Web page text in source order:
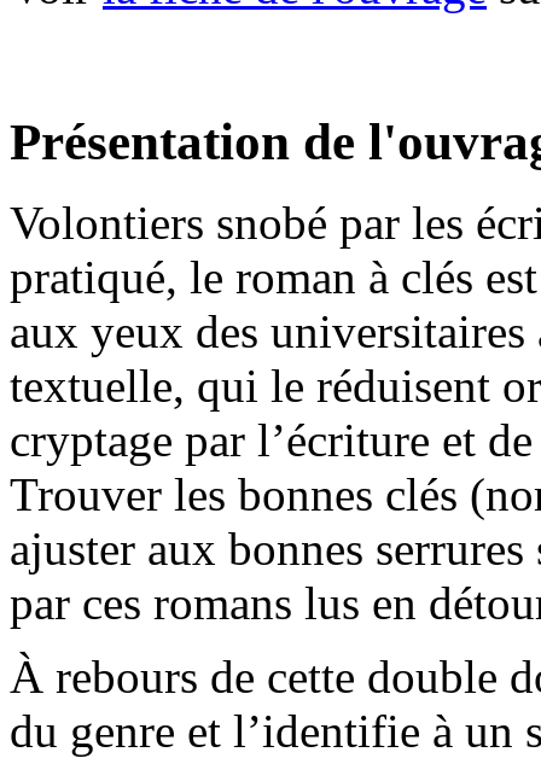
Présentation de
Volontiers snobé par les
pratiqué, le roman à clés
aux yeux des universitaires
textuelle, qui le réduisent
cryptage par l’écriture et
Trouver les bonnes clés
ajuster aux bonnes serrures
par ces romans lus en
À rebours de cette double
du genre et l’identifie à un